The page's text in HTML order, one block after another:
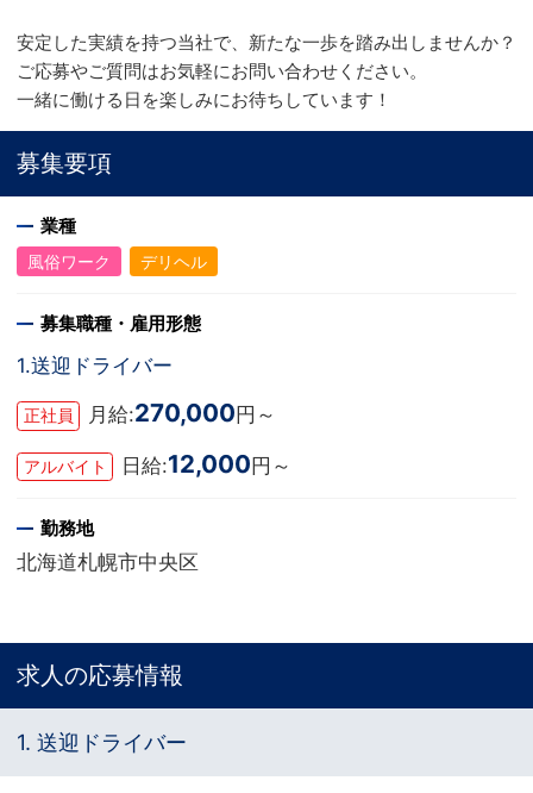
安定した実績を持つ当社で、新たな一歩を踏み出しませんか？
ご応募やご質問はお気軽にお問い合わせください。
一緒に働ける日を楽しみにお待ちしています！
募集要項
業種
風俗ワーク デリヘル
募集職種・雇用形態
1.送迎ドライバー
正社員 月給:270,000 円～
アルバイト 日給:12,000円～
勤務地
北海道札幌市中央区
求人の応募情報
1. 送迎ドライバー